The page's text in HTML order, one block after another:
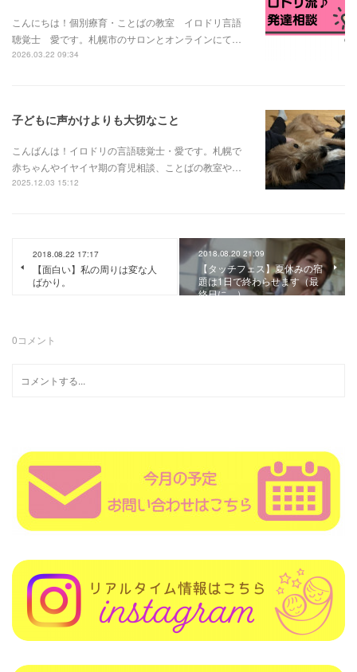
こんにちは！個別療育・ことばの教室 イロドリ言語
聴覚士 愛です。札幌市のサロンとオンラインにて…
2026.03.22 09:34
子どもに声かけよりも大切なこと
こんばんは！イロドリの言語聴覚士・愛です。札幌で
赤ちゃんやイヤイヤ期の育児相談、ことばの教室や…
2025.12.03 15:12
2018.08.22 17:17
【面白い】私の周りは変な人
ばかり。
2018.08.20 21:09
【タッチフェス】夏休みの宿
題は1日で終わらせます（最
終日に。）
0コメント